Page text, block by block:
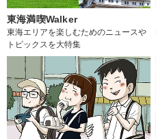
東海満喫Walker
東海エリアを楽しむためのニュースや
トピックスを大特集